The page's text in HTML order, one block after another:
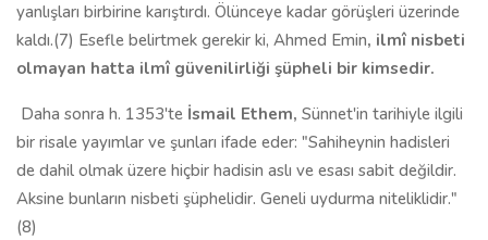
yanlışları birbirine karıştırdı. Ölünceye kadar görüşleri üzerinde
kaldı.(7) Esefle belirtmek gerekir ki, Ahmed Emin, ilmî nisbeti
olmayan hatta ilmî güvenilirliği şüpheli bir kimsedir.
Daha sonra h. 1353'te İsmail Ethem, Sünnet'in tarihiyle ilgili
bir risale yayımlar ve şunları ifade eder: "Sahiheynin hadisleri
de dahil olmak üzere hiçbir hadisin aslı ve esası sabit değildir.
Aksine bunların nisbeti şüphelidir. Geneli uydurma niteliklidir."
(8)